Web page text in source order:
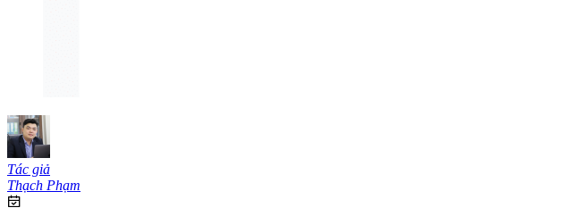
Tác giả
Thạch Phạm